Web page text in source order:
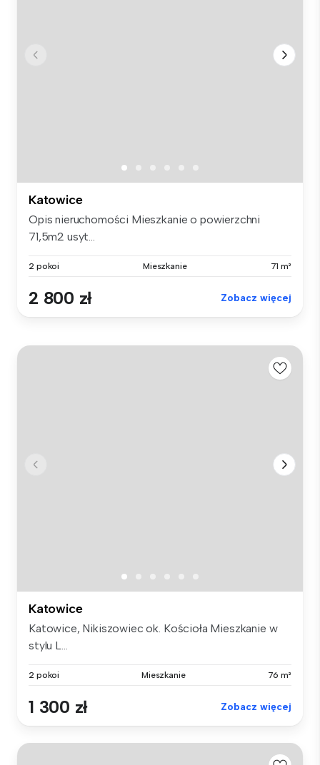
Katowice
Opis nieruchomości Mieszkanie o powierzchni
71,5m2 usyt...
2 pokoi Mieszkanie 71 m²
2 800 zł Zobacz więcej
Katowice
Katowice, Nikiszowiec ok. Kościoła Mieszkanie w
stylu L...
2 pokoi Mieszkanie 76 m²
1 300 zł Zobacz więcej